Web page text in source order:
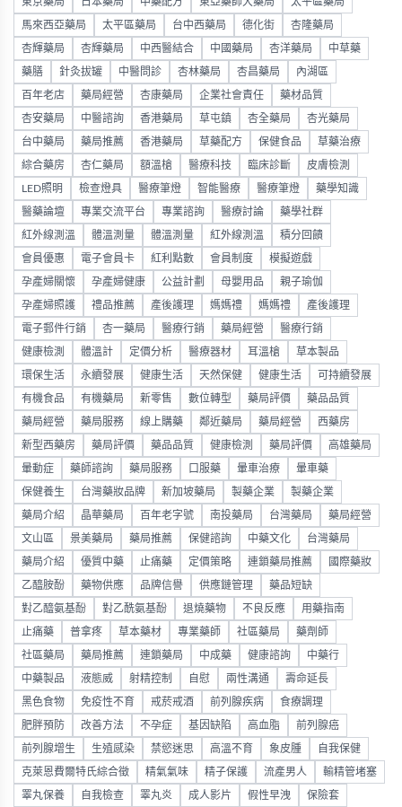
馬來西亞藥局 太平區藥局 台中西藥局 德化街 杏隆藥局
杏輝藥局 杏輝藥局 中西醫結合 中國藥局 杏洋藥局 中草藥
藥膳 針灸拔罐 中醫問診 杏林藥局 杏昌藥局 內湖區
百年老店 藥局經營 杏康藥局 企業社會責任 藥材品質
杏安藥局 中醫諮詢 香港藥局 草屯鎮 杏全藥局 杏光藥局
台中藥局 藥局推薦 香港藥局 草藥配方 保健食品 草藥治療
綜合藥房 杏仁藥局 額溫槍 醫療科技 臨床診斷 皮膚檢測
LED照明 檢查燈具 醫療筆燈 智能醫療 醫療筆燈 藥學知識
醫藥論壇 專業交流平台 專業諮詢 醫療討論 藥學社群
紅外線測溫 體溫測量 體溫測量 紅外線測溫 積分回饋
會員優惠 電子會員卡 紅利點數 會員制度 模擬遊戲
孕產婦關懷 孕產婦健康 公益計劃 母嬰用品 親子瑜伽
孕產婦照護 禮品推薦 產後護理 媽媽禮 媽媽禮 產後護理
電子郵件行銷 杏一藥局 醫療行銷 藥局經營 醫療行銷
健康檢測 體溫計 定價分析 醫療器材 耳溫槍 草本製品
環保生活 永續發展 健康生活 天然保健 健康生活 可持續發展
有機食品 有機藥局 新零售 數位轉型 藥局評價 藥品品質
藥局經營 藥局服務 線上購藥 鄰近藥局 藥局經營 西藥房
新型西藥房 藥局評價 藥品品質 健康檢測 藥局評價 高雄藥局
暈動症 藥師諮詢 藥局服務 口服藥 暈車治療 暈車藥
保健養生 台灣藥妝品牌 新加坡藥局 製藥企業 製藥企業
藥局介紹 晶華藥局 百年老字號 南投藥局 台灣藥局 藥局經營
文山區 景美藥局 藥局推薦 保健諮詢 中藥文化 台灣藥局
藥局介紹 優質中藥 止痛藥 定價策略 連鎖藥局推薦 國際藥妝
乙醯胺酚 藥物供應 品牌信譽 供應鏈管理 藥品短缺
對乙醯氨基酚 對乙酰氨基酚 退燒藥物 不良反應 用藥指南
止痛藥 普拿疼 草本藥材 專業藥師 社區藥局 藥劑師
社區藥局 藥局推薦 連鎖藥局 中成藥 健康諮詢 中藥行
中藥製品 液態威 射精控制 自慰 兩性溝通 壽命延長
黑色食物 免疫性不育 戒菸戒酒 前列腺疾病 食療調理
肥胖預防 改善方法 不孕症 基因缺陷 高血脂 前列腺癌
前列腺增生 生殖感染 禁慾迷思 高溫不育 象皮腫 自我保健
克萊恩費爾特氏綜合徵 精氣氣味 精子保護 流產男人 輸精管堵塞
睪丸保養 自我檢查 睪丸炎 成人影片 假性早洩 保險套